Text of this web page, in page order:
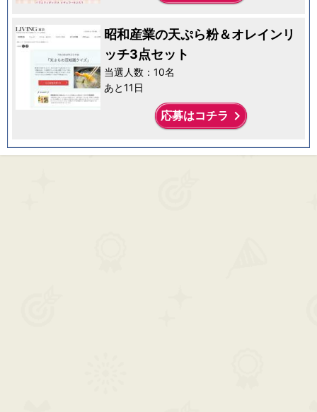
昭和産業の天ぷら粉＆オレインリ
ッチ3点セット
当選人数：10名
あと11日
応募はコチラ keyboard_arrow_right